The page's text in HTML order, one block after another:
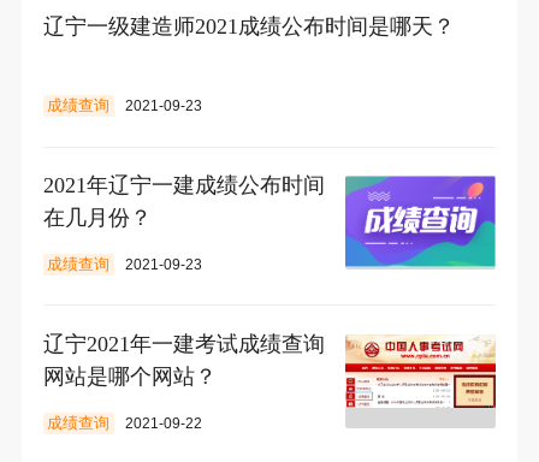
辽宁一级建造师2021成绩公布时间是哪天？
成绩查询 2021-09-23
2021年辽宁一建成绩公布时间
在几月份？
成绩查询 2021-09-23
辽宁2021年一建考试成绩查询
网站是哪个网站？
成绩查询 2021-09-22